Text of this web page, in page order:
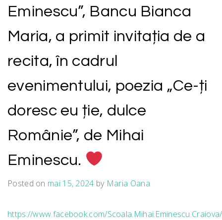
Eminescu”, Bancu Bianca
Maria, a primit invitația de a
recita, în cadrul
evenimentului, poezia „Ce-ți
doresc eu ție, dulce
Românie”, de Mihai
Eminescu.
Posted on mai 15, 2024 by Maria Oana
https://www.facebook.com/